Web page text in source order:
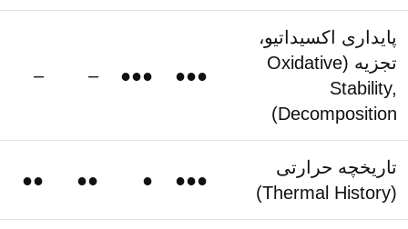
پایداری اکسیداتیو،
تجزیه (Oxidative
Stability,
Decomposition)
●●●
●●●
–
–
تاریخچه حرارتی
(Thermal History)
●●●
●
●●
●●